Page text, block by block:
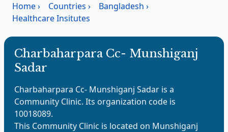
Home› Countries › Bangladesh ›
Healthcare Insitutes
Charbaharpara Cc- Munshiganj
Sadar
Charbaharpara Cc- Munshiganj Sadar is a
Community Clinic. Its organization code is
10018089.
This Community Clinic is located on Munshiganj